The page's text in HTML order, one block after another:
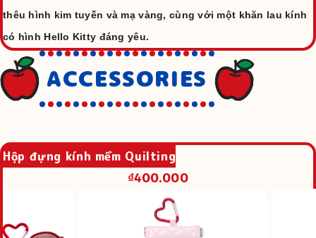
thêu hình kim tuyến và mạ vàng, cùng với một khăn lau kính
có hình Hello Kitty đáng yêu.
ACCESSORIES
Hộp đựng kính mềm Quilting
₫400.000